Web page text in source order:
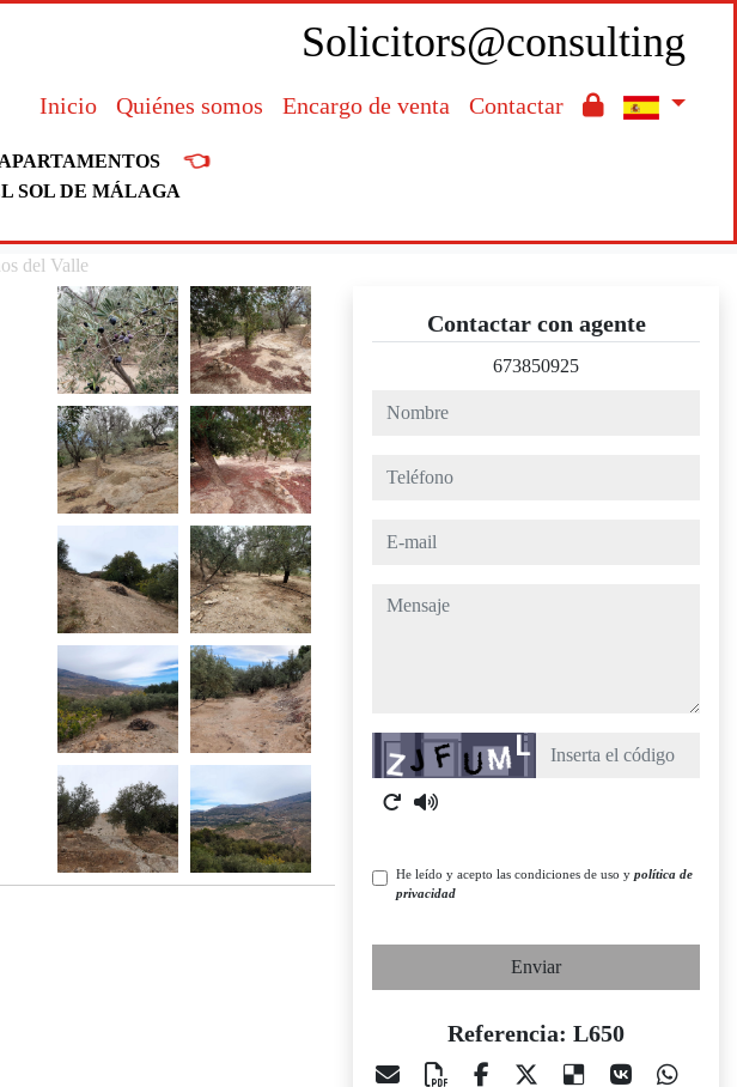
Solicitors@consulting
Inicio Quiénes somos Encargo de venta Contactar
👈
SOL DE MÁLAGA
del Valle
Contactar con agente
673850925
nombre
teléfono
e-mail
mensaje
Captcha
He leído y acepto las condiciones de uso y política de
privacidad
Enviar
Referencia: L650